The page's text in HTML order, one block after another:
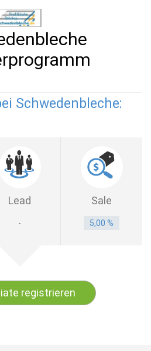
Schwedenbleche:
Lead Sale
- 5,00 %
registrieren